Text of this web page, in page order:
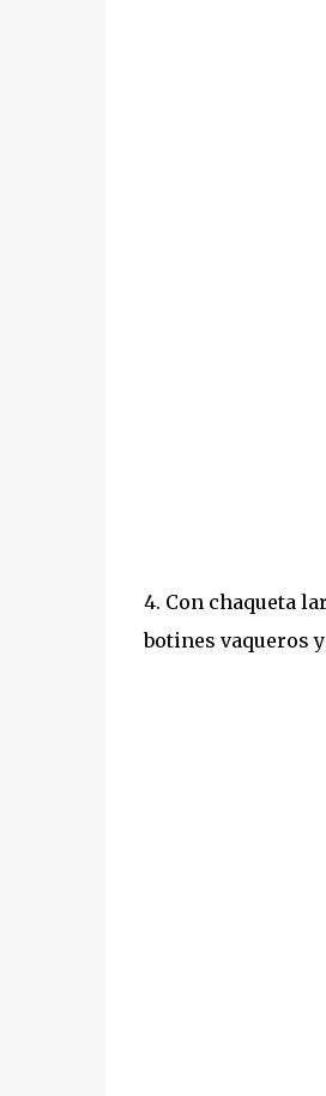
4. Con chaqueta
botines vaqueros